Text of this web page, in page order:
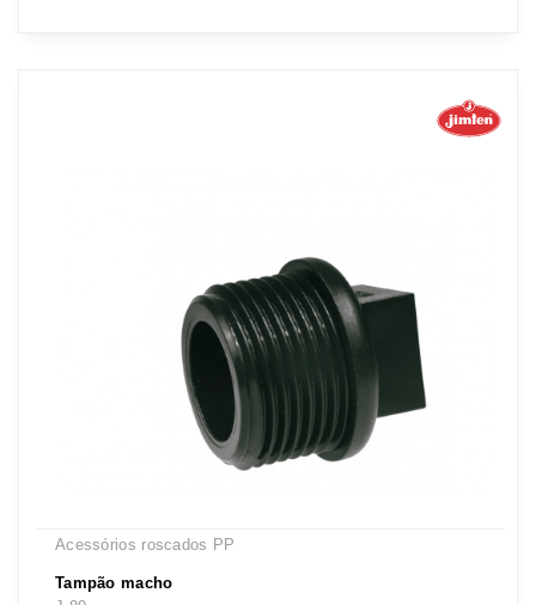
Acessórios roscados PP
Tampão macho